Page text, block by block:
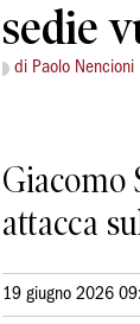
sedie
di Paolo Nencioni
Giacomo
attacca
19 giugno 2026